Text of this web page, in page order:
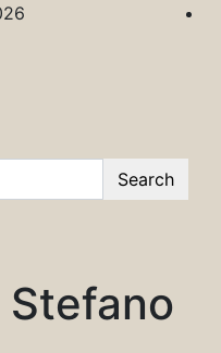
Search
Stefano